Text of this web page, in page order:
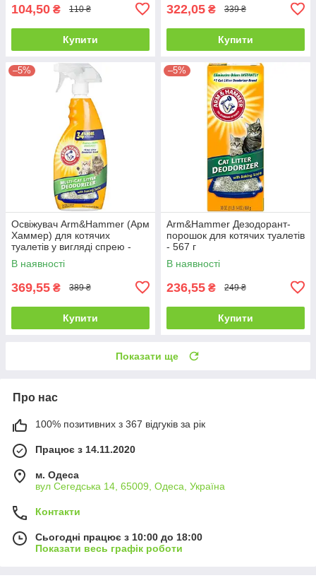
104,50 ₴ 110 ₴
Купити
322,05 ₴ 339 ₴
Купити
–5%
Освіжувач Arm&Hammer (Арм
Хаммер) для котячих
туалетів у вигляді спрею -
636 мл
В наявності
369,55 ₴ 389 ₴
Купити
–5%
Arm&Hammer Дезодорант-
порошок для котячих туалетів
- 567 г
В наявності
236,55 ₴ 249 ₴
Купити
Показати ще
Про нас
100% позитивних з 367 відгуків за рік
Працює з 14.11.2020
м. Одеса
вул Сегедська 14, 65009, Одеса, Україна
Контакти
Сьогодні працює з 10:00 до 18:00
Показати весь графік роботи